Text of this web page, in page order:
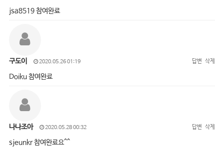
jsa8519 참여완료
구도이 2020.05.26 01:19 답변 삭제
Doiku 참여완료
나나조아 2020.05.28 00:32 답변 삭제
sjeunkr 참여완료요^^